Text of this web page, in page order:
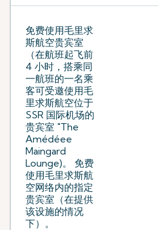
免费使用毛里求
斯航空贵宾室
（在航班起飞前
4 小时，搭乘同
一航班的一名乘
客可受邀使用毛
里求斯航空位于
SSR 国际机场的
贵宾室 "The
Amédéee
Maingard
Lounge)。 免费
使用毛里求斯航
空网络内的指定
贵宾室（在提供
该设施的情况
下）。